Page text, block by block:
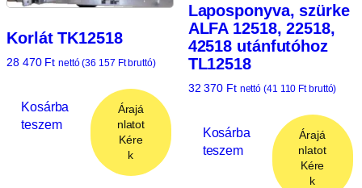
Korlát TK12518
28 470 Ft nettó (36 157 Ftbruttó)
Kosárba
teszem
Árajá
nlatot
Kére
k
Laposponyva, szürke
ALFA 12518, 22518,
42518 utánfutóhoz
TL12518
32 370 Ft nettó (41 110 Ftbruttó)
Kosárba
teszem
Árajá
nlatot
Kére
k